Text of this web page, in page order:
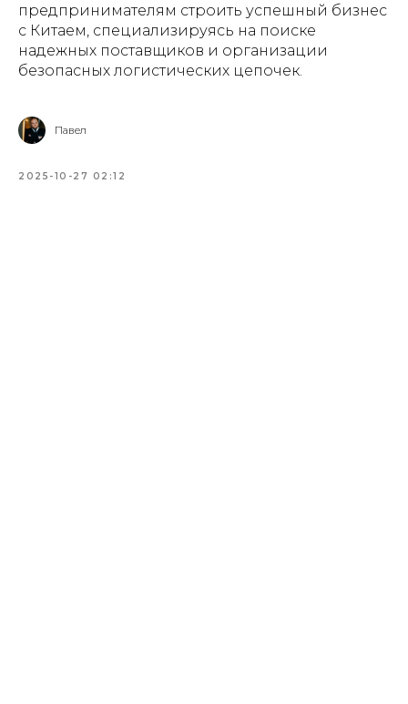
предпринимателям строить успешный бизнес
с Китаем, специализируясь на поиске
надежных поставщиков и организации
безопасных логистических цепочек.
Павел
2025-10-27 02:12